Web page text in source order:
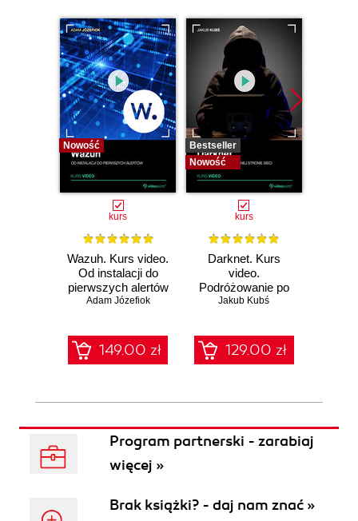
Nowość
kurs
Wazuh. Kurs video.
Od instalacji do
pierwszych alertów
Adam Józefiok
149.00 zł
Bestseller
Nowość
kurs
Darknet. Kurs
video.
Podróżowanie po
ciemnej stronie
Jakub Kubś
129.00 zł
Program partnerski - zarabiaj
więcej »
Brak książki? - daj nam znać »